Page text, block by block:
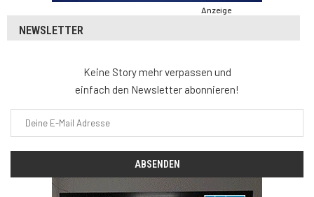
Anzeige
NEWSLETTER
Keine Story mehr verpassen und
einfach den Newsletter abonnieren!